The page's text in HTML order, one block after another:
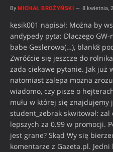
By MICHAŁ BROŻYŃSKI 8 kwietnia,
kesik001 napisał: Można by
andypedy pyta: Dlaczego
babe Geslerowa(…), blank8
Zwróćcie się jeszcze do
zada ciekawe pytanie. Jak już
natomiast zalepa można
wiadomo, czy pisze o
mułu w której się znajdujemy
student_zebrak skwitował:
lepszych za 0.99 w promocji.
jest grane? Skąd Wy się
komentarze z Gazeta.pl.